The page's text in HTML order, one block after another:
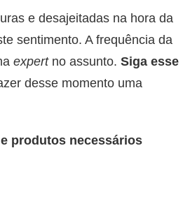
e desajeitadas na hora da
sentimento. A frequência da
expert no assunto. Siga esse
desse momento uma
produtos necessários